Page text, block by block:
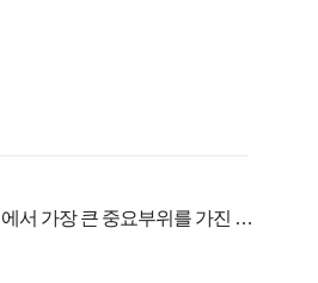
서 가장 큰 중요부위를 가진 남